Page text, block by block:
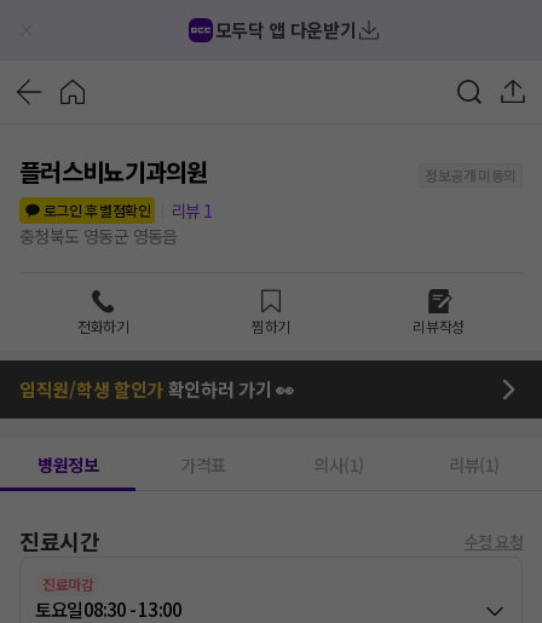
모두닥 앱 다운받기
플러스비뇨기과의원
정보공개 미동의
로그인 후 별점확인
리뷰 1
충청북도 영동군 영동읍
전화하기 찜하기 리뷰작성
임직원/학생 할인가확인하러 가기 👀
병원정보 가격표 의사(1) 리뷰(1)
진료시간 수정 요청
진료마감
토요일08:30 - 13:00